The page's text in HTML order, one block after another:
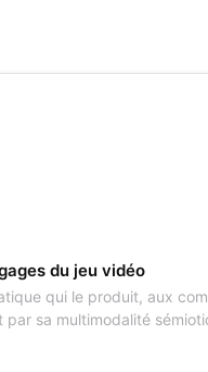
du jeu vidéo
qui le produit, aux
par sa multimodalité